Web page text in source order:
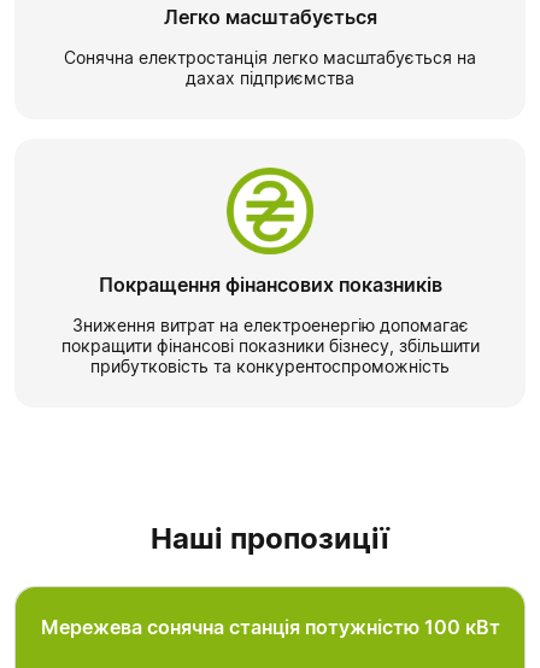
Легко масштабується
Сонячна електростанція легко масштабується на
дахах підприємства
Покращення фінансових показників
Зниження витрат на електроенергію допомагає
покращити фінансові показники бізнесу, збільшити
прибутковість та конкурентоспроможність
Наші пропозиції
Мережева сонячна станція потужністю 100 кВт